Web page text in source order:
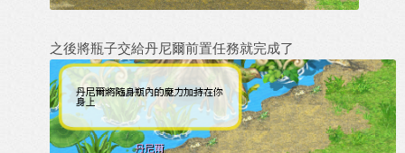
之後將瓶子交給丹尼爾前置任務就完成了